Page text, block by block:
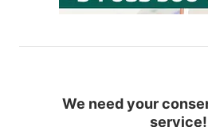
We need your
service!